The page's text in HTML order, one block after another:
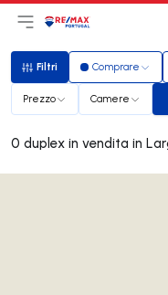
Apri il menu principale
LogoVai alla
Filtri
Filtri Comprare
Prezzo Camere
0 duplex